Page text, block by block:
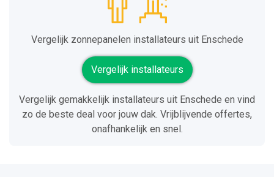
Vergelijk zonnepanelen installateurs uit Enschede
Vergelijk installateurs
Vergelijk gemakkelijk installateurs uit Enschede en vind
zo de beste deal voor jouw dak. Vrijblijvende offertes,
onafhankelijk en snel.